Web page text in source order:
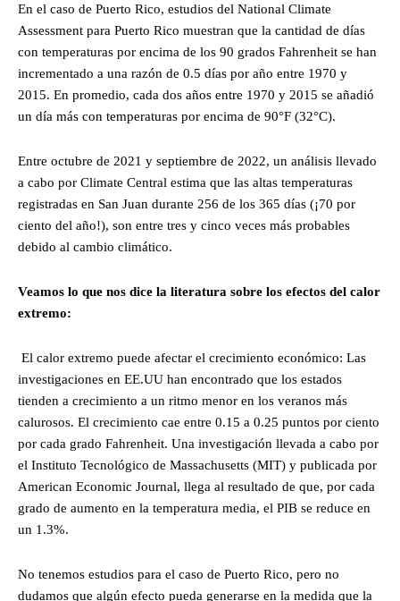
En el caso de Puerto Rico, estudios del National Climate
Assessment para Puerto Rico muestran que la cantidad de días
con temperaturas por encima de los 90 grados Fahrenheit se han
incrementado a una razón de 0.5 días por año entre 1970 y
2015. En promedio, cada dos años entre 1970 y 2015 se añadió
un día más con temperaturas por encima de 90°F (32°C).
Entre octubre de 2021 y septiembre de 2022, un análisis llevado
a cabo por Climate Central estima que las altas temperaturas
registradas en San Juan durante 256 de los 365 días (¡70 por
ciento del año!), son entre tres y cinco veces más probables
debido al cambio climático.
Veamos lo que nos dice la literatura sobre los efectos del calor
extremo:
El calor extremo puede afectar el crecimiento económico: Las
investigaciones en EE.UU han encontrado que los estados
tienden a crecimiento a un ritmo menor en los veranos más
calurosos. El crecimiento cae entre 0.15 a 0.25 puntos por ciento
por cada grado Fahrenheit. Una investigación llevada a cabo por
el Instituto Tecnológico de Massachusetts (MIT) y publicada por
American Economic Journal, llega al resultado de que, por cada
grado de aumento en la temperatura media, el PIB se reduce en
un 1.3%.
No tenemos estudios para el caso de Puerto Rico, pero no
dudamos que algún efecto pueda generarse en la medida que la